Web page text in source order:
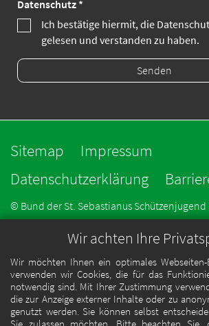
Wir achten Ihre
Wir möchten Ihnen ein optimales Webseiten-
verwenden wir Cookies, die für das
notwendig sind. Mit Ihrer Zustimmung
die zur Anzeige externer Inhalte oder zu
genutzt werden. Sie können selbst
Datenschutz *
Ich bestätige hiermit, die
gelesen und verstanden zu haben.
Sitemap
Impressum
Datenschutzerklärung
© Bund der St. Sebastianus Schützenjugend